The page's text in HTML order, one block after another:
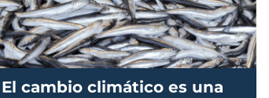
El cambio climático es una